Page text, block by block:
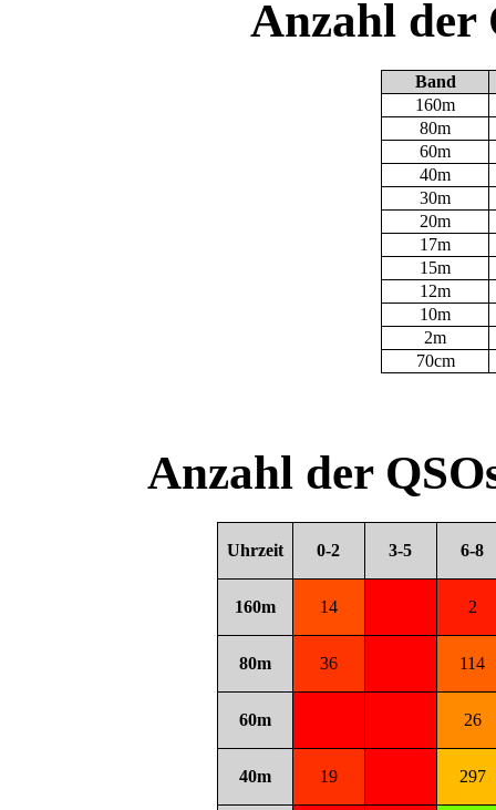
Anzahl der
Band
160m
80m
60m
40m
30m
20m
17m
15m
12m
10m
2m
70cm
Anzahl der
Uhrzeit 0-2 3-5 6-8
160m 14 2
80m 36 114
60m 26
40m 19 297